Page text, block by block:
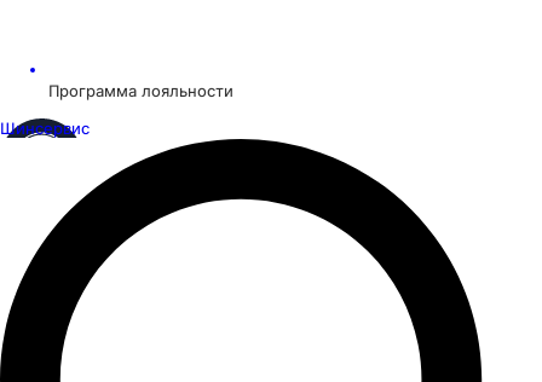
Программа лояльности
Шинсервис